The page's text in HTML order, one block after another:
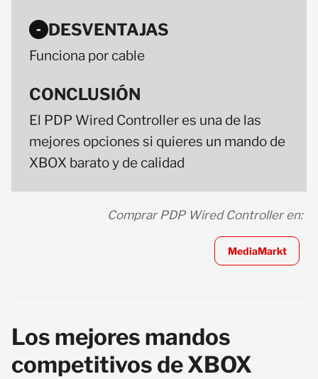
- DESVENTAJAS
Funciona por cable
CONCLUSIÓN
El PDP Wired Controller es una de las
mejores opciones si quieres un mando de
XBOX barato y de calidad
Comprar PDP Wired Controller en:
MediaMarkt
Los mejores mandos
competitivos de XBOX